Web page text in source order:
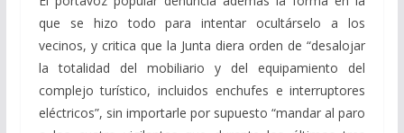
que se hizo todo para intentar ocultárselo a los
vecinos, y critica que la Junta diera orden de “desalojar
la totalidad del mobiliario y del equipamiento del
complejo turístico, incluidos enchufes e interruptores
eléctricos”, sin importarle por supuesto “mandar al paro